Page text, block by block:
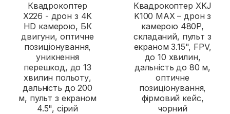
Квадрокоптер
X226 - дрон з 4K
HD камерою, БК
двигуни, оптичне
позиціонування,
уникнення
перешкод, до 13
хвилин польоту,
дальність до 200
м, пульт з екраном
4.5", сірий
Квадрокоптер XKJ
K100 MAX – дрон з
камерою 480P,
складаний, пульт з
екраном 3.15", FPV,
до 10 хвилин,
дальність до 80 м,
оптичне
позиціонування,
фірмовий кейс,
чорний